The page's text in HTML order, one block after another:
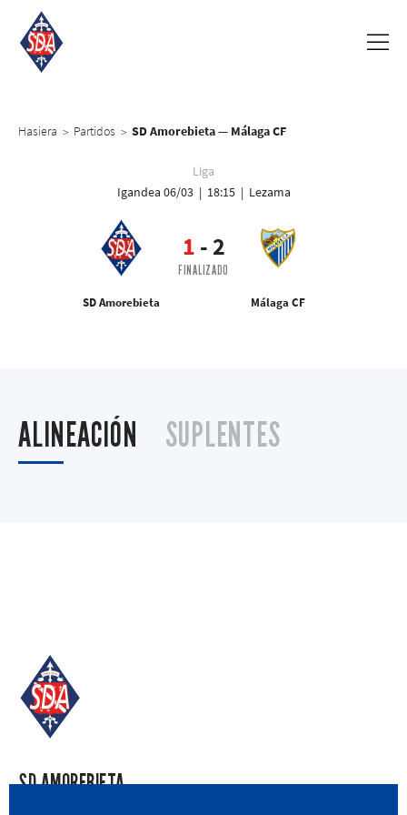
Hasiera > Partidos > SD Amorebieta — Málaga CF
Liga
Igandea 06/03 | 18:15 | Lezama
SD Amorebieta
1 - 2
FINALIZADO
Málaga CF
ALINEACIÓN SUPLENTES
SD AMOREBIETA